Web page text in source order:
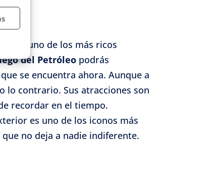
ser uno de los más ricos
del Petróleo podrás
se encuentra ahora. Aunque a
lo contrario. Sus atracciones son
recordar en el tiempo.
es uno de los iconos más
no deja a nadie indiferente.